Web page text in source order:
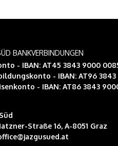
BANKVERBINDUNGEN
- IBAN: AT45 3843 9000
- IBAN: AT96
- IBAN: AT86 3843
Straße 16, A-8051 Graz